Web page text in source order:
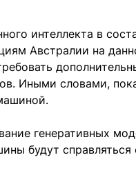
интеллекта в
Австралии на
Иными словами,
генеративных
будут